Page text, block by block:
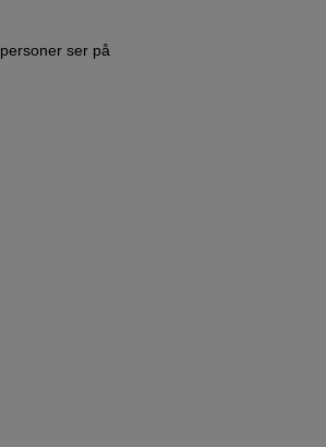
personer ser på